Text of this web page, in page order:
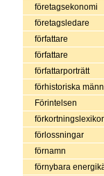
företagsekonomi
företagsledare
författare
författare
författarporträtt
förhistoriska
Förintelsen
förlossningar
förnamn
förnybara